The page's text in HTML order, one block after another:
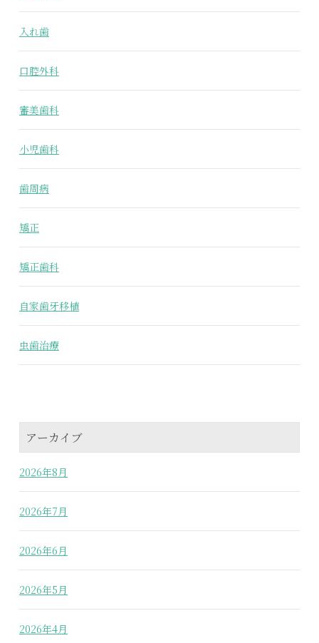
入れ歯
口腔外科
審美歯科
小児歯科
歯周病
矯正
矯正歯科
自家歯牙移植
虫歯治療
アーカイブ
2026年8月
2026年7月
2026年6月
2026年5月
2026年4月